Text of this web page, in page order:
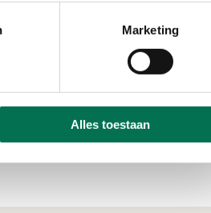
Marketing
Alles toestaan
B.V.
LH Zwijndrecht